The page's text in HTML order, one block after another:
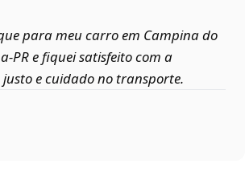
para meu carro em Campina do
e fiquei satisfeito com a
e cuidado no transporte.